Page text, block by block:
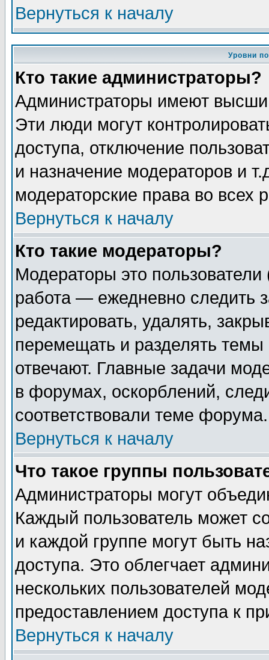
Вернуться к началу
Уровни
Кто такие администраторы?
Администраторы имеют
Эти люди могут
доступа, отключение
и назначение модераторов и
модераторские права во всех
Вернуться к началу
Кто такие модераторы?
Модераторы это
работа — ежедневно следить
редактировать, удалять,
перемещать и разделять
отвечают. Главные задачи
в форумах, оскорблений,
соответствовали теме форума.
Вернуться к началу
Что такое группы
Администраторы могут
Каждый пользователь может
и каждой группе могут быть
доступа. Это облегчает
нескольких пользователей
предоставлением доступа к
Вернуться к началу